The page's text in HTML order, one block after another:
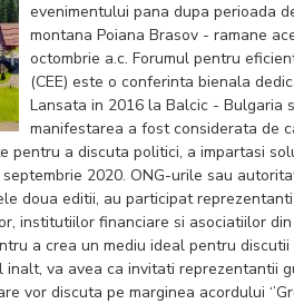
evenimentului pana dupa perioada
montana Poiana Brasov - ramane
octombrie a.c. Forumul pentru
(CEE) este o conferinta bienala
Lansata in 2016 la Balcic - Bulgaria
manifestarea a fost considerata de
pentru a discuta politici, a impartasi
2020. ONG-urile sau
doua editii, au participat
institutiilor financiare si asociatiilor
a crea un mediu ideal pentru
inalt, va avea ca invitati reprezentantii
vor discuta pe marginea acordului